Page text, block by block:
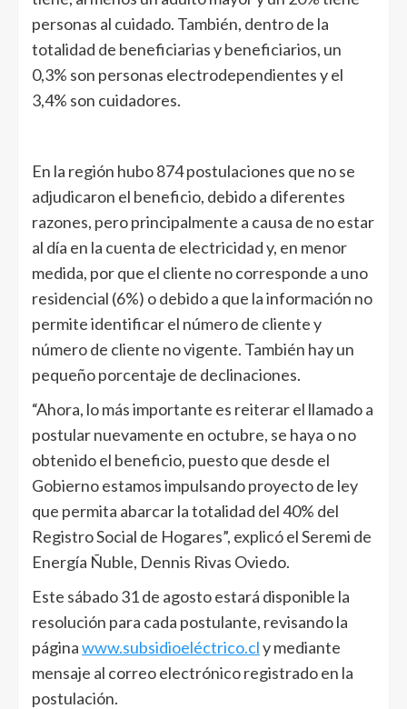
personas al cuidado. También, dentro de la
totalidad de beneficiarias y beneficiarios, un
0,3% son personas electrodependientes y el
3,4% son cuidadores.
En la región hubo 874 postulaciones que no se
adjudicaron el beneficio, debido a diferentes
razones, pero principalmente a causa de no estar
al día en la cuenta de electricidad y, en menor
medida, por que el cliente no corresponde a uno
residencial (6%) o debido a que la información no
permite identificar el número de cliente y
número de cliente no vigente. También hay un
pequeño porcentaje de declinaciones.
“Ahora, lo más importante es reiterar el llamado a
postular nuevamente en octubre, se haya o no
obtenido el beneficio, puesto que desde el
Gobierno estamos impulsando proyecto de ley
que permita abarcar la totalidad del 40% del
Registro Social de Hogares”, explicó el Seremi de
Energía Ñuble, Dennis Rivas Oviedo.
Este sábado 31 de agosto estará disponible la
resolución para cada postulante, revisando la
páginawww.subsidioeléctrico.cly mediante
mensaje al correo electrónico registrado en la
postulación.